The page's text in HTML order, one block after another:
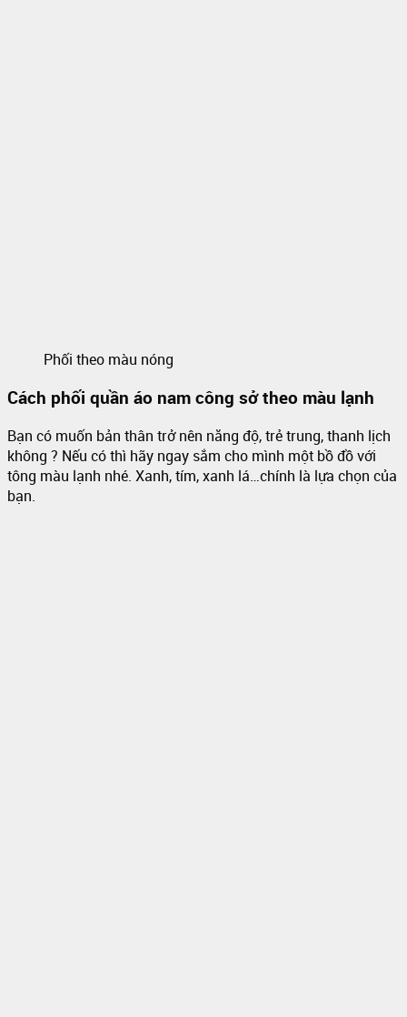
Phối theo màu nóng
Cách phối quần áo nam công sở theo màu lạnh
Bạn có muốn bản thân trở nên năng độ, trẻ trung, thanh lịch
không ? Nếu có thì hãy ngay sắm cho mình một bồ đồ với
tông màu lạnh nhé. Xanh, tím, xanh lá…chính là lựa chọn của
bạn.